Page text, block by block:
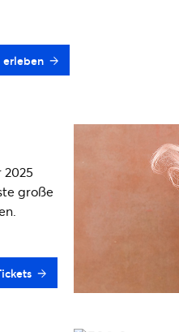
erleben
große